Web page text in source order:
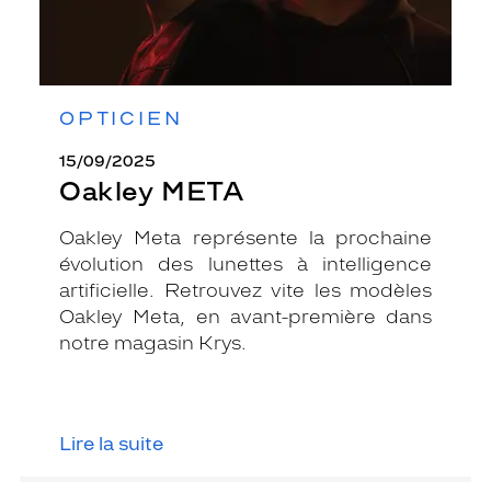
OPTICIEN
15/09/2025
Oakley META
Oakley Meta représente la prochaine
évolution des lunettes à intelligence
artificielle. Retrouvez vite les modèles
Oakley Meta, en avant-première dans
notre magasin Krys.
Lire la suite